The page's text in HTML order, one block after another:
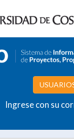
Ingrese con su